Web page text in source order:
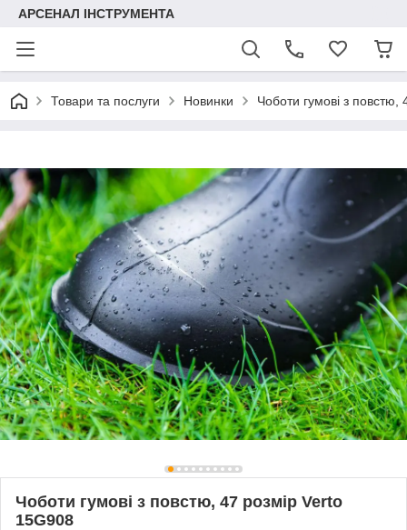
АРСЕНАЛ ІНСТРУМЕНТА
Товари та послуги Новинки Чоботи гумові з
Чоботи гумові з повстю, 47 розмір Verto
15G908